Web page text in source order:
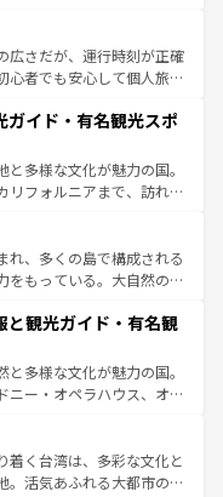
。 なお、新着の
参照してほしい。
た、優雅なアフタヌーン
ない英国パブ、サッカー観
体験も豊富。イギリスを旅
広さだが、運行時刻が正確
心者でも安心して個人旅行
スならではのユニークな
でなく町歩きも満喫する
ため物価も高いが、旅行
スもあり、うまく活用すれ
ガイド・有名観光スポ
多様な文化が魅力の国。
リフォルニアまで、訪れる
ッピング、エンターテイ
ポットだ。一方、アメリカ
ンドキャニオンやイエロー
と美食が融合した独特の
各地域で異なる魅力を楽
歴史を感じることができ
や列車の旅も、アメリカ
れ、多くの島で構成される
をもっている。大自然の神
の観光地といえばオアフ
マウイ島やカウアイ島が
輝く海をはじめ、豊かな
アロハスピリット」と呼ば
ハワイアンミュージッ
すべてがハワイの魅力を彩
見と感動が待っているハ
と観光ガイド・有名観
多様な文化が魅力の国。
ニー・オペラハウス、オー
るウルル（エアーズロッ
林やケアンズの熱帯雨林な
、カフェやワイン、オージ
着く台湾は、多彩な文化と
。活気あふれる大都市の台